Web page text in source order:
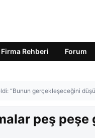
Firma Rehberi Forum
“Bunun gerçekleşeceğini
peş peşe